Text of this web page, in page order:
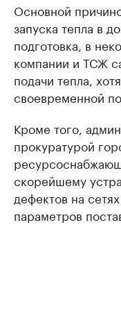
Основной
запуска тепла в
подготовка, в
компании и ТСЖ
подачи тепла,
своевременной
Кроме того,
прокуратурой
скорейшему
дефектов на
параметров